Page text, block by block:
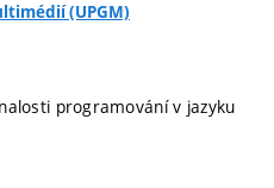
(UPGM)
programování v jazyku